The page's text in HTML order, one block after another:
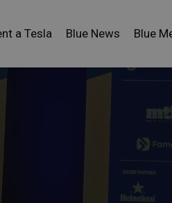
a Tesla Blue News Blue